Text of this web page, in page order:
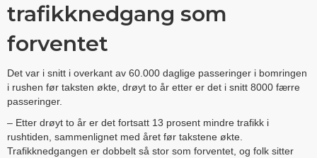
trafikknedgang som
forventet
Det var i snitt i overkant av 60.000 daglige passeringer i bomringen
i rushen før taksten økte, drøyt to år etter er det i snitt 8000 færre
passeringer.
– Etter drøyt to år er det fortsatt 13 prosent mindre trafikk i
rushtiden, sammenlignet med året før takstene økte.
Trafikknedgangen er dobbelt så stor som forventet, og folk sitter